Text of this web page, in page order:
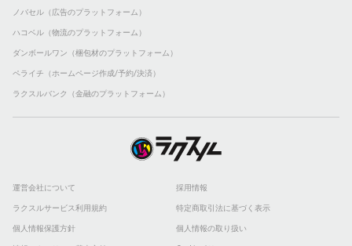
ノバセル（広告のプラットフォーム）
ハコベル（物流のプラットフォーム）
ダンボールワン（梱包材のプラットフォーム）
ペライチ（ホームページ作成/予約/決済）
ラクスルバンク（金融のプラットフォーム）
運営会社について 採用情報
ラクスルサービス利用規約 特定商取引法に基づく表示
個人情報保護方針 個人情報の取り扱い